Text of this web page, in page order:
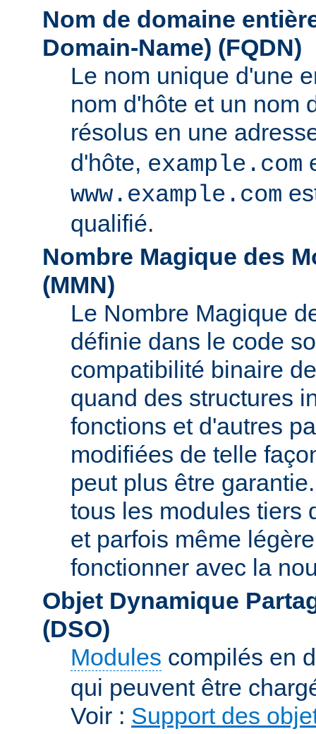
Nom de domaine
Domain-Name) (FQDN)
Le nom unique d'une
nom d'hôte et un nom
résolus en une
d'hôte, example.com
www.example.com
qualifié.
Nombre Magique des
(MMN)
Le Nombre Magique
définie dans le code
compatibilité binaire
quand des structures
fonctions et d'autres
modifiées de telle
peut plus être
tous les modules tiers
et parfois même
fonctionner avec la
Objet Dynamique
(DSO)
Modules compilés en
qui peuvent être
Voir : Support des